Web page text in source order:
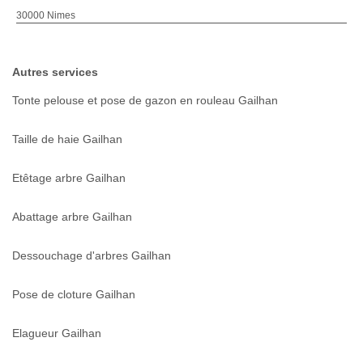
30000 Nimes
Autres services
Tonte pelouse et pose de gazon en rouleau Gailhan
Taille de haie Gailhan
Etêtage arbre Gailhan
Abattage arbre Gailhan
Dessouchage d'arbres Gailhan
Pose de cloture Gailhan
Elagueur Gailhan